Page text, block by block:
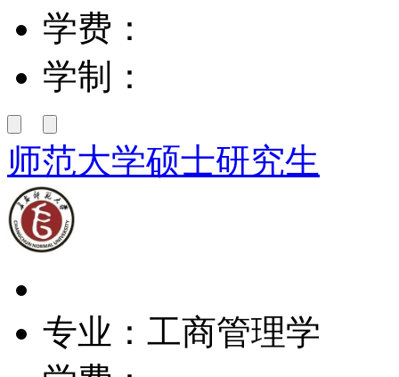
学费：
学制：
师范大学硕士研究生
专业：工商管理学